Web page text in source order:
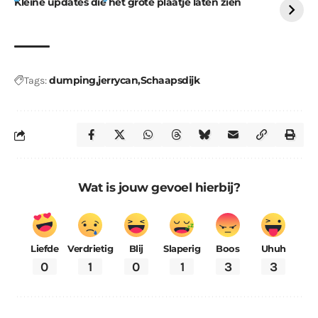
Tags:dumping jerrycanSchaapsdijk
Wat is jouw gevoel hierbij?
Liefde
0
Verdrietig
1
Blij
0
Slaperig
1
Boos
3
Uhuh
3